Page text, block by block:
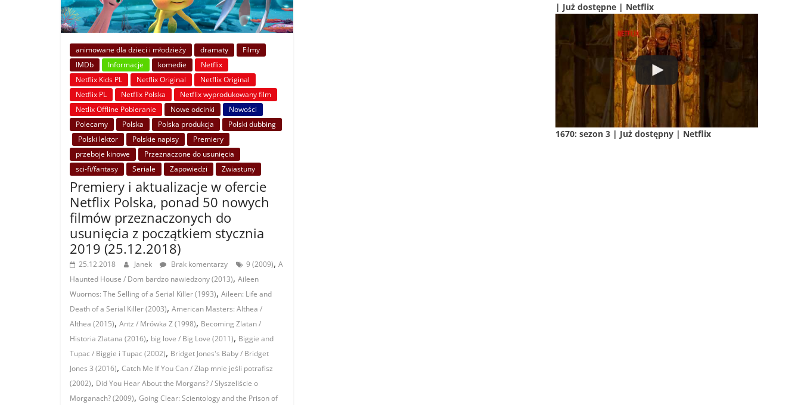
animowane dla dzieci i młodzieży dramaty
Filmy
IMDb
Informacje komedie
Netflix
Netflix Kids PL
Netflix Original
Netflix Original
Netflix PL
Netflix Polska
Netflix wyprodukowany film
Netlix Offline Pobieranie
Nowe odcinki
Nowości
Polecamy
Polska Polska produkcja
Polski dubbing
Polski lektor
Polskie napisy
Premiery
przeboje kinowe
Przeznaczone do usunięcia
sci-fi/fantasy
Seriale Zapowiedzi Zwiastuny
Premiery i aktualizacje w ofercie
Netflix Polska, ponad 50 nowych
filmów przeznaczonych do
usunięcia z początkiem stycznia
2019 (25.12.2018)
25.12.2018 Janek Brak komentarzy 9 (2009), A
Haunted House / Dom bardzo nawiedzony (2013), Aileen
Wuornos: The Selling of a Serial Killer (1993), Aileen: Life and
Death of a Serial Killer (2003), American Masters: Althea /
Althea (2015), Antz / Mrówka Z (1998), Becoming Zlatan /
Historia Zlatana (2016), big love / Big Love (2011), Biggie and
Tupac / Biggie i Tupac (2002), Bridget Jones's Baby / Bridget
Jones 3 (2016), Catch Me If You Can / Złap mnie jeśli potrafisz
(2002), Did You Hear About the Morgans? / Słyszeliście o
Morganach? (2009), Going Clear: Scientology and the Prison of
| Już dostępne | Netflix
1670: sezon 3 | Już dostępny | Netflix